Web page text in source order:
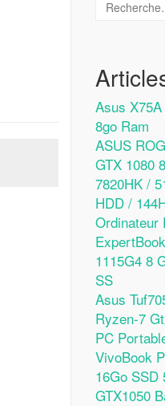
Asus
8go Ram
ASUS
GTX 1080
7820HK /
HDD /
Ordinateur
1115G4 8
SS
Asus
Ryzen-7
PC
VivoBook
16Go SSD
GTX1050